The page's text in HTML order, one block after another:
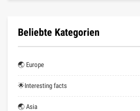
Beliebte Kategorien
🌏 Europe
🌟Interesting facts
🌏 Asia